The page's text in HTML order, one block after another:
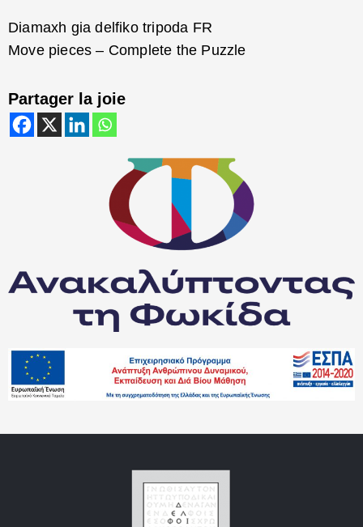
Diamaxh gia delfiko tripoda FR
Move pieces – Complete the Puzzle
Partager la joie